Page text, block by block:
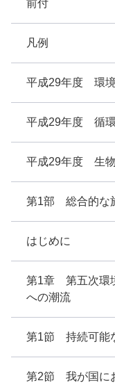
前付
凡例
平成29年度 環
平成29年度 循
平成29年度 生
第1部 総合的な
はじめに
第1章 第五次環
への潮流
第1節 持続可能
第2節 我が国に